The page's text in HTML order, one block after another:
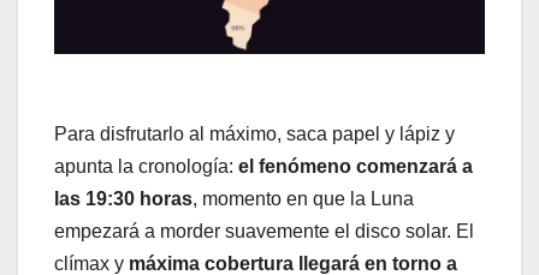
Para disfrutarlo al máximo, saca papel y lápiz y
apunta la cronología: el fenómeno comenzará a
las 19:30 horas, momento en que la Luna
empezará a morder suavemente el disco solar. El
clímax y máxima cobertura llegará en torno a